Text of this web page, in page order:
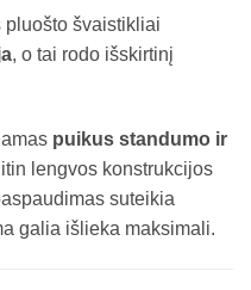
pluošto švaistikliai
, o tai rodo išskirtinį
puikus standumo ir
lengvos konstrukcijos
suteikia
galia išlieka maksimali.